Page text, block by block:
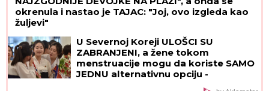
okrenula i nastao je TAJAC: "Joj, ovo izgleda kao
žuljevi"
U Severnoj Koreji ULOŠCI SU
ZABRANJENI, a žene tokom
menstruacije mogu da koriste SAMO
JEDNU alternativnu opciju -